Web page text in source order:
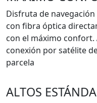
Disfruta de
con fibra óptica
con el máximo confort.
conexión por satélite
parcela
ALTOS